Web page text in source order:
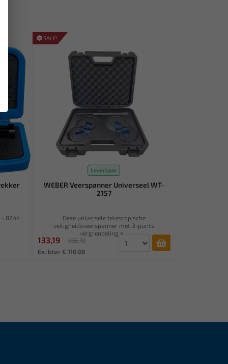
- 8244
SALE!
Leverbaar
WEBER Veerspanner Universeel WT-
2157
Deze universele telescopische
veiligheidsveerspanner met 3-punts
vergrendeling e...
133,19
156,70
Ex. btw: € 110,08